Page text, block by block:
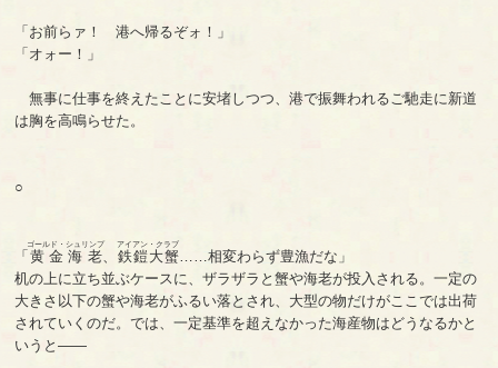
「お前らァ！ 港へ帰るぞォ！」
「オォー！」
無事に仕事を終えたことに安堵しつつ、港で振舞われるご馳走に新道
は胸を高鳴らせた。
○
「 黄金海老
ゴールド・シュリンプ
、 鉄鎧大蟹
アイアン・クラブ
……相変わらず豊漁だな」
机の上に立ち並ぶケースに、ザラザラと蟹や海老が投入される。一定の
大きさ以下の蟹や海老がふるい落とされ、大型の物だけがここでは出荷
されていくのだ。では、一定基準を超えなかった海産物はどうなるかと
いうと――